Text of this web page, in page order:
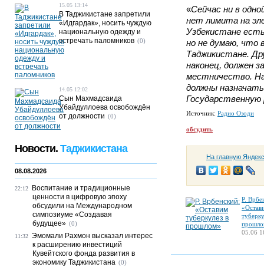
«Сейчас ни в
нет лимита на
Узбекистане
но не думаю, что
Таджикистане.
наконец, должен
местничество.
должны
Источник: Радио Озоди
обсудить
На главную
Р.
05.06
15.05 13:14
В Таджикистане запретили
«Идгардак», носить чуждую
национальную одежду и
встречать паломников (0)
14.05 12:02
Сын Махмадсаида
Убайдуллоева освобождён
от должности (0)
Новости. Таджикистана
08.08.2026
22:12
Воспитание и традиционные
ценности в цифровую эпоху
обсудили на Международном
симпозиуме «Создавая
будущее» (0)
11:32 Эмомали Рахмон высказал интерес
к расширению инвестиций
Кувейтского фонда развития в
экономику Таджикистана (0)